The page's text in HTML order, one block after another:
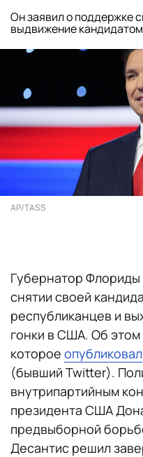
Он заявил о поддержке
выдвижение
AP/TASS
Губернатор
снятии своей
республиканцев и
гонки в США. Об
которое опубликовал
(бывший Twitter).
внутрипартийным
президента США
предвыборной
Десантис решил